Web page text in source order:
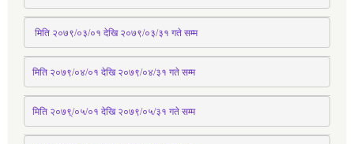
मिति २०७९/०३/०१ देखि २०७९/०३/३१ गते सम्म
मिति २०७९/०४/०१ देखि २०७९/०४/३१ गते सम्म
मिति २०७९्/०५/०१ देखि २०७९/०५/३१ गते सम्म